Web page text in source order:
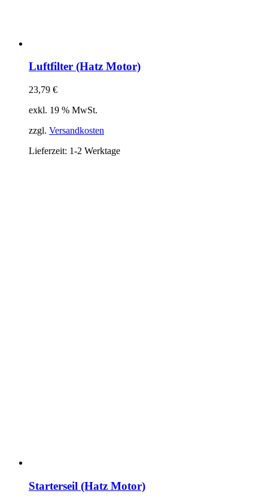
Luftfilter (Hatz Motor)
23,79 €
exkl. 19 % MwSt.
zzgl. Versandkosten
Lieferzeit: 1-2 Werktage
Starterseil (Hatz Motor)